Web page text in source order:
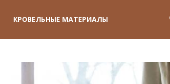
КРОВЕЛЬНЫЕ МАТЕРИАЛЫ